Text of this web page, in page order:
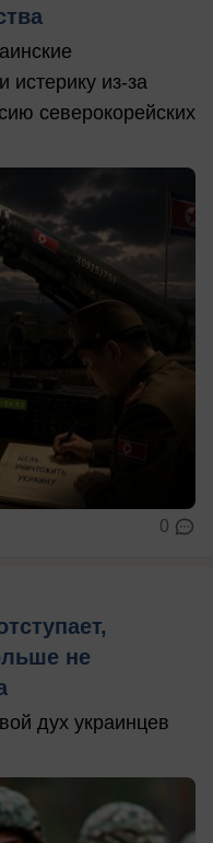
из-за
северокорейских
0
не
дух украинцев